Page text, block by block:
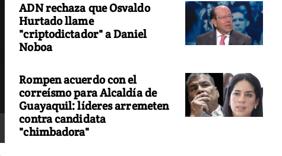
ADN rechaza que Osvaldo
Hurtado llame
"criptodictador" a Daniel
Noboa
Rompen acuerdo con el
correísmo para Alcaldía de
Guayaquil: líderes arremeten
contra candidata
"chimbadora"